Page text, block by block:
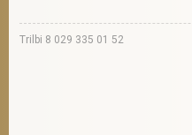
Trilbi 8 029 335 01 52